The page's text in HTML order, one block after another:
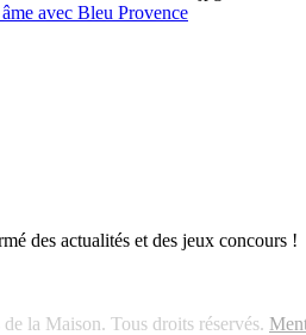
avec Bleu Provence
des actualités et des jeux concours !
la Maison. Tous droits réservés.